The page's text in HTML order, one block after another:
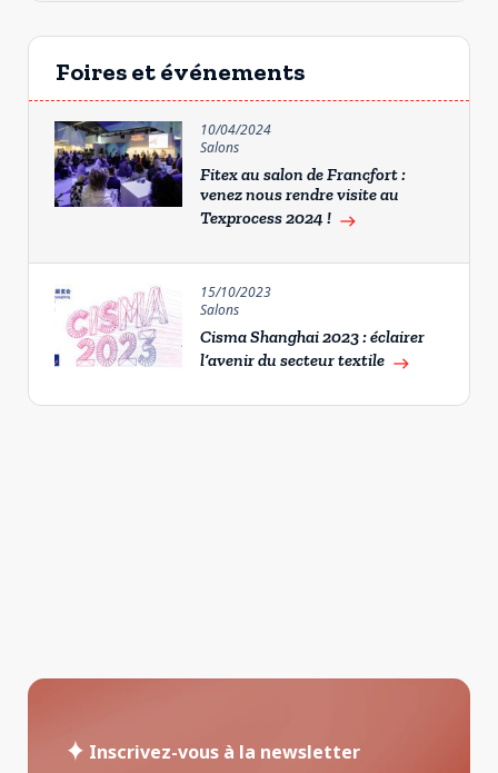
Foires et événements
10/04/2024
Salons
Fitex au salon de Francfort :
venez nous rendre visite au
Texprocess 2024 ! east
15/10/2023
Salons
Cisma Shanghai 2023 : éclairer
l’avenir du secteur textile east
Inscrivez-vous à la newsletter